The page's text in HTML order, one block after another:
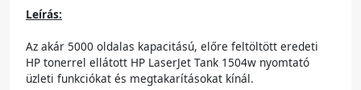
Leírás:
Az akár 5000 oldalas kapacitású, előre feltöltött eredeti
HP tonerrel ellátott HP LaserJet Tank 1504w nyomtató
üzleti funkciókat és megtakarításokat kínál.